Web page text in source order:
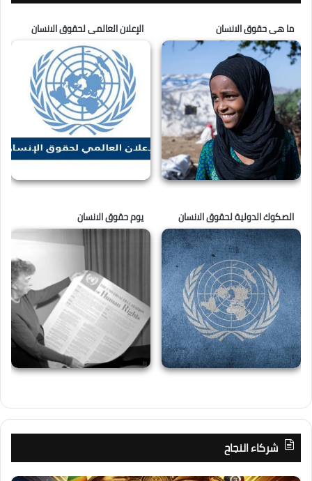
ما هى حقوق الانسان الإعلان العالمى لحقوق الانسان
الصكوك الدولية لحقوق الانسان يوم حقوق الانسان
شركاء النجاح